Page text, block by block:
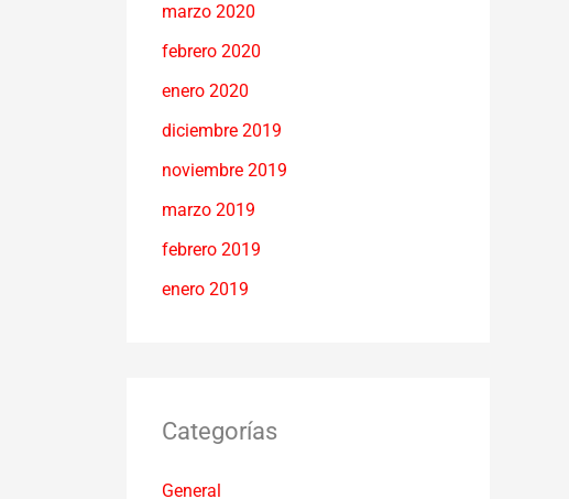
marzo 2020
febrero 2020
enero 2020
diciembre 2019
noviembre 2019
marzo 2019
febrero 2019
enero 2019
Categorías
General